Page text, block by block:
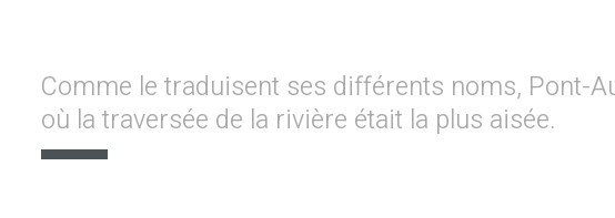
Comme le traduisent ses différents noms, Pont-
où la traversée de la rivière était la plus aisée.